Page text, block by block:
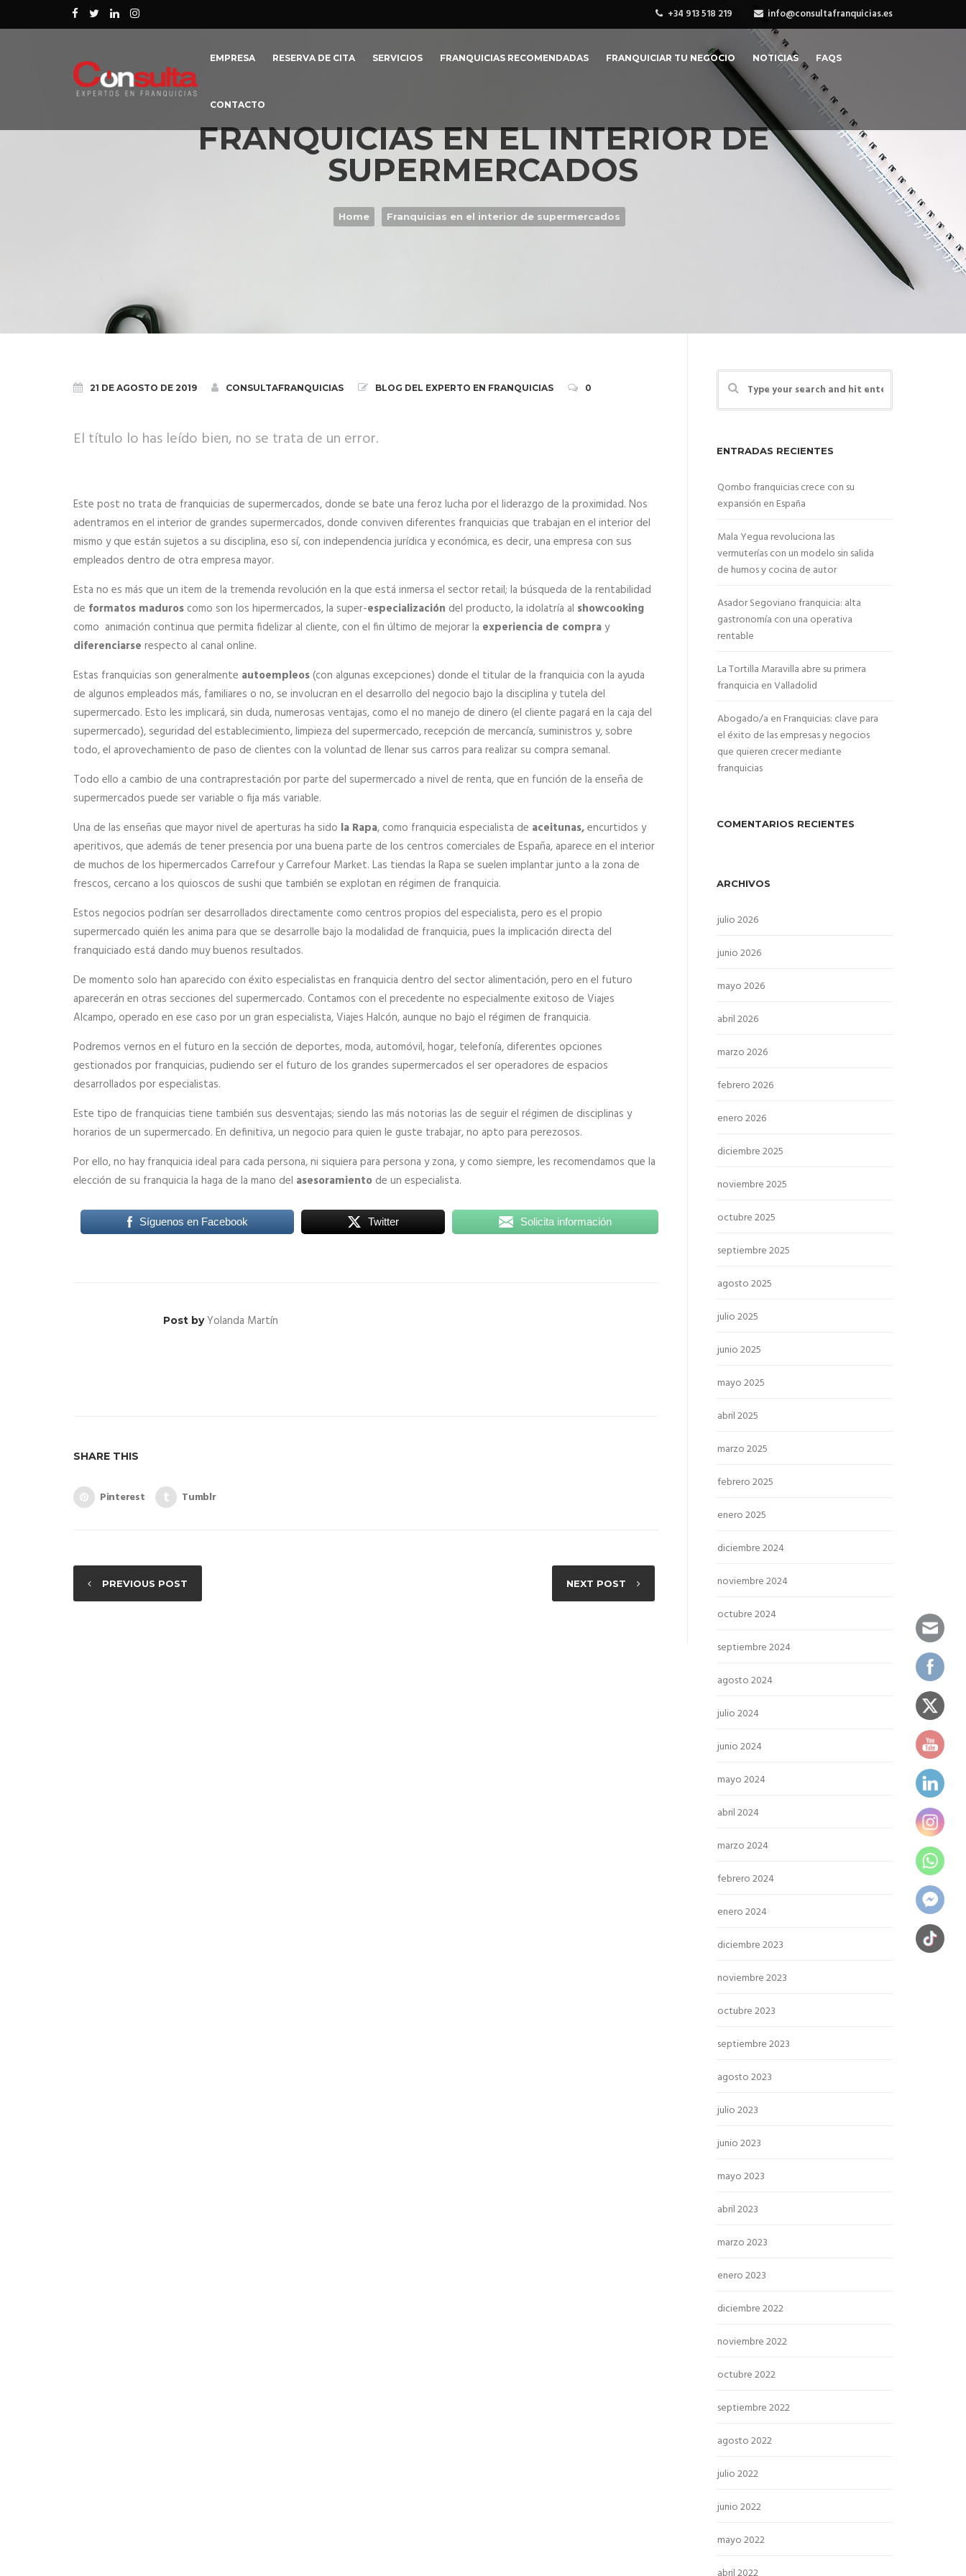
+34 913 518 219 info@consultafranquicias.es
EMPRESA RESERVA DE CITA SERVICIOS FRANQUICIAS RECOMENDADAS FRANQUICIAR TU NEGOCIO NOTICIAS FAQS
CONTACTO
FRANQUICIAS EN EL INTERIOR DE
SUPERMERCADOS
Home Franquicias en el interior de supermercados
21 DE AGOSTO DE 2019 CONSULTAFRANQUICIAS BLOG DEL EXPERTO EN FRANQUICIAS 0
El título lo has leído bien, no se trata de un error.
Este post no trata de franquicias de supermercados, donde se bate una feroz lucha por el liderazgo de la proximidad. Nos
adentramos en el interior de grandes supermercados, donde conviven diferentes franquicias que trabajan en el interior del
mismo y que están sujetos a su disciplina, eso sí, con independencia jurídica y económica, es decir, una empresa con sus
empleados dentro de otra empresa mayor.
Esta no es más que un item de la tremenda revolución en la que está inmersa el sector retail; la búsqueda de la rentabilidad
de formatos maduros como son los hipermercados, la super-especialización del producto, la idolatría al showcooking
como animación continua que permita fidelizar al cliente, con el fin último de mejorar la experiencia de compray
diferenciarse respecto al canal online.
Estas franquicias son generalmente autoempleos (con algunas excepciones) donde el titular de la franquicia con la ayuda
de algunos empleados más, familiares o no, se involucran en el desarrollo del negocio bajo la disciplina y tutela del
supermercado. Esto les implicará, sin duda, numerosas ventajas, como el no manejo de dinero (el cliente pagará en la caja del
supermercado), seguridad del establecimiento, limpieza del supermercado, recepción de mercancía, suministros y, sobre
todo, el aprovechamiento de paso de clientes con la voluntad de llenar sus carros para realizar su compra semanal.
Todo ello a cambio de una contraprestación por parte del supermercado a nivel de renta, que en función de la enseña de
supermercados puede ser variable o fija más variable.
Una de las enseñas que mayor nivel de aperturas ha sido la Rapa, como franquicia especialista de aceitunas,encurtidos y
aperitivos, que además de tener presencia por una buena parte de los centros comerciales de España, aparece en el interior
de muchos de los hipermercados Carrefour y Carrefour Market. Las tiendas la Rapa se suelen implantar junto a la zona de
frescos, cercano a los quioscos de sushi que también se explotan en régimen de franquicia.
Estos negocios podrían ser desarrollados directamente como centros propios del especialista, pero es el propio
supermercado quién les anima para que se desarrolle bajo la modalidad de franquicia, pues la implicación directa del
franquiciado está dando muy buenos resultados.
De momento solo han aparecido con éxito especialistas en franquicia dentro del sector alimentación, pero en el futuro
aparecerán en otras secciones del supermercado. Contamos con el precedente no especialmente exitoso de Viajes
Alcampo, operado en ese caso por un gran especialista, Viajes Halcón, aunque no bajo el régimen de franquicia.
Podremos vernos en el futuro en la sección de deportes, moda, automóvil, hogar, telefonía, diferentes opciones
gestionados por franquicias, pudiendo ser el futuro de los grandes supermercados el ser operadores de espacios
desarrollados por especialistas.
Este tipo de franquicias tiene también sus desventajas; siendo las más notorias las de seguir el régimen de disciplinas y
horarios de un supermercado. En definitiva, un negocio para quien le guste trabajar, no apto para perezosos.
Por ello, no hay franquicia ideal para cada persona, ni siquiera para persona y zona, y como siempre, les recomendamos que la
elección de su franquicia la haga de la mano del asesoramiento de un especialista.
Síguenos en Facebook Twitter Solicita información
Post byYolanda Martín
SHARE THIS
Pinterest Tumblr
PREVIOUS POST NEXT POST
ENTRADAS RECIENTES
Qombo franquicias crece con su
expansión en España
Mala Yegua revoluciona las
vermuterías con un modelo sin salida
de humos y cocina de autor
Asador Segoviano franquicia: alta
gastronomía con una operativa
rentable
La Tortilla Maravilla abre su primera
franquicia en Valladolid
Abogado/a en Franquicias: clave para
el éxito de las empresas y negocios
que quieren crecer mediante
franquicias
COMENTARIOS RECIENTES
ARCHIVOS
julio 2026
junio 2026
mayo 2026
abril 2026
marzo 2026
febrero 2026
enero 2026
diciembre 2025
noviembre 2025
octubre 2025
septiembre 2025
agosto 2025
julio 2025
junio 2025
mayo 2025
abril 2025
marzo 2025
febrero 2025
enero 2025
diciembre 2024
noviembre 2024
octubre 2024
septiembre 2024
agosto 2024
julio 2024
junio 2024
mayo 2024
abril 2024
marzo 2024
febrero 2024
enero 2024
diciembre 2023
noviembre 2023
octubre 2023
septiembre 2023
agosto 2023
julio 2023
junio 2023
mayo 2023
abril 2023
marzo 2023
enero 2023
diciembre 2022
noviembre 2022
octubre 2022
septiembre 2022
agosto 2022
julio 2022
junio 2022
mayo 2022